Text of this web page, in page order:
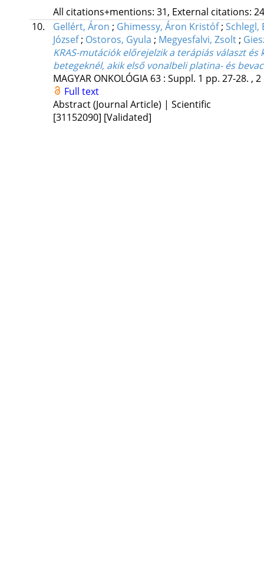
All citations+mentions: 31, External citations:
10.
Gellért, Áron ; Ghimessy, Áron Kristóf ; Schlegl,
József ; Ostoros, Gyula ; Megyesfalvi, Zsolt ;
KRAS-mutációk előrejelzik a terápiás választ
betegeknél, akik első vonalbeli platina- és
MAGYAR ONKOLÓGIA 63: Suppl. 1 pp. 27-28. ,
Full text
Abstract (Journal Article) | Scientific
[31152090] [Validated]